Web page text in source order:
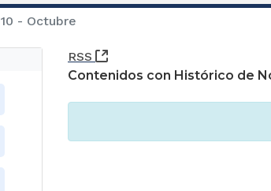
10 - Octubre
RSS
(Abre una nueva ventana)
Contenidos con Histórico de